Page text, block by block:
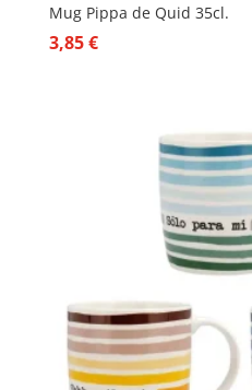
Mug Pippa de Quid 35cl.
3,85€